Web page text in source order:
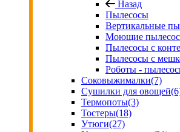
Назад
Пылесосы
Вертикальные
Моющие
Пылесосы с
Пылесосы с
Роботы -
Соковыжималки(7)
Сушилки для овощей
Термопоты(3)
Тостеры(18)
Утюги(27)